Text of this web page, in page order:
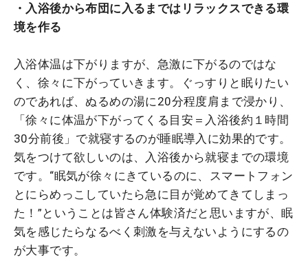
・入浴後から布団に入るまではリラックスできる環
境を作る
入浴体温は下がりますが、急激に下がるのではな
く、徐々に下がっていきます。ぐっすりと眠りたい
のであれば、ぬるめの湯に20分程度肩まで浸かり、
「徐々に体温が下がってくる目安＝入浴後約１時間
30分前後」で就寝するのが睡眠導入に効果的です。
気をつけて欲しいのは、入浴後から就寝までの環境
です。“眠気が徐々にきているのに、スマートフォン
とにらめっこしていたら急に目が覚めてきてしまっ
た！”ということは皆さん体験済だと思いますが、眠
気を感じたらなるべく刺激を与えないようにするの
が大事です。